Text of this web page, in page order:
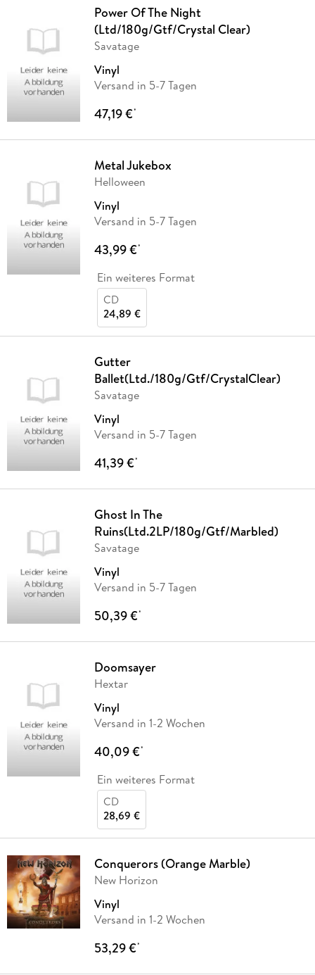
Power Of The Night
(Ltd/180g/Gtf/Crystal Clear)
Savatage
Vinyl
Versand in 5-7 Tagen
47,19 €*
Metal Jukebox
Helloween
Vinyl
Versand in 5-7 Tagen
43,99 €*
Ein weiteres Format
CD
24,89 €
Gutter
Ballet(Ltd./180g/Gtf/CrystalClear)
Savatage
Vinyl
Versand in 5-7 Tagen
41,39 €*
Ghost In The
Ruins(Ltd.2LP/180g/Gtf/Marbled)
Savatage
Vinyl
Versand in 5-7 Tagen
50,39 €*
Doomsayer
Hextar
Vinyl
Versand in 1-2 Wochen
40,09 €*
Ein weiteres Format
CD
28,69 €
Conquerors (Orange Marble)
New Horizon
Vinyl
Versand in 1-2 Wochen
53,29 €*